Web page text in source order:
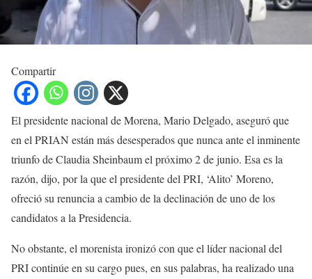
Compartir
El presidente nacional de Morena, Mario Delgado, aseguró que
en el PRIAN están más desesperados que nunca ante el inminente
triunfo de Claudia Sheinbaum el próximo 2 de junio. Esa es la
razón, dijo, por la que el presidente del PRI, ‘Alito’ Moreno,
ofreció su renuncia a cambio de la declinación de uno de los
candidatos a la Presidencia.
No obstante, el morenista ironizó con que el líder nacional del
PRI continúe en su cargo pues, en sus palabras, ha realizado una